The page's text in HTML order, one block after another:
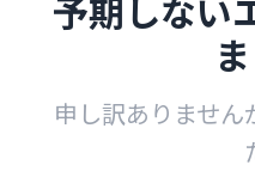
予期しない
申し訳ありませ